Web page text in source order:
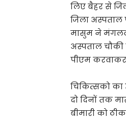
लिए बैहर से
जिला अस्पताल
मासुम ने
अस्पताल
पीएम करवाकर
चिकित्सको का
दो दिनों तक
बीमारी को